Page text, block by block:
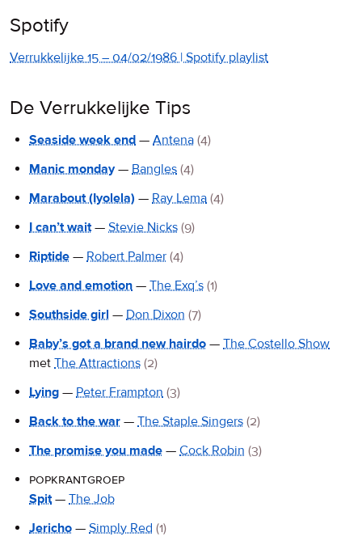
Spotify
Verrukkelijke 15 – 04/02/1986 | Spotify playlist
De Verrukkelijke Tips
Seaside week end — Antena (4)
Manic monday— Bangles (4)
Marabout (Iyolela) — Ray Lema (4)
I can’t wait— Stevie Nicks (9)
Riptide — Robert Palmer (4)
Love and emotion — The Exq’s (1)
Southside girl — Don Dixon (7)
Baby’s got a brand new hairdo — The Costello Show
met The Attractions (2)
Lying — Peter Frampton (3)
Back to the war — The Staple Singers (2)
The promise you made — Cock Robin (3)
popkrantgroep
Spit— The Job
Jericho — Simply Red (1)